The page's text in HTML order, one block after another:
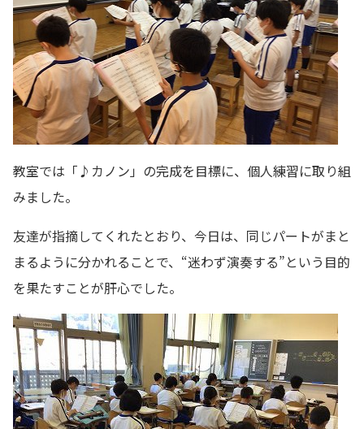
教室では「♪カノン」の完成を目標に、個人練習に取り組
みました。
友達が指摘してくれたとおり、今日は、同じパートがまと
まるように分かれることで、“迷わず演奏する”という目的
を果たすことが肝心でした。